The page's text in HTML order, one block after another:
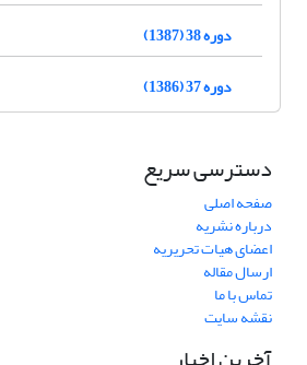
دوره 38 (1387)
دوره 37 (1386)
دسترسی سریع
صفحه اصلی
درباره نشریه
اعضای هیات تحریریه
ارسال مقاله
تماس با ما
نقشه سایت